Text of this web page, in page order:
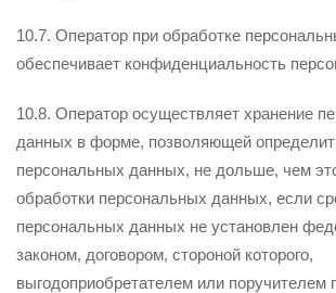
10.7. Оператор при обработке
обеспечивает конфиденциальность
10.8. Оператор осуществляет хранение
данных в форме, позволяющей
персональных данных, не дольше, чем
обработки персональных данных, если
персональных данных не установлен
законом, договором, стороной которого,
выгодоприобретателем или поручителем